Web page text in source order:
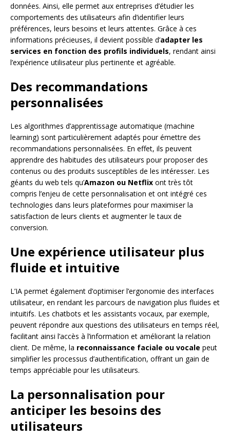
données. Ainsi, elle permet aux entreprises d’étudier les
comportements des utilisateurs afin d’identifier leurs
préférences, leurs besoins et leurs attentes. Grâce à ces
informations précieuses, il devient possible d’adapter les
services en fonction des profils individuels, rendant ainsi
l’expérience utilisateur plus pertinente et agréable.
Des recommandations
personnalisées
Les algorithmes d’apprentissage automatique (machine
learning) sont particulièrement adaptés pour émettre des
recommandations personnalisées. En effet, ils peuvent
apprendre des habitudes des utilisateurs pour proposer des
contenus ou des produits susceptibles de les intéresser. Les
géants du web tels qu’Amazon ou Netflix ont très tôt
compris l’enjeu de cette personnalisation et ont intégré ces
technologies dans leurs plateformes pour maximiser la
satisfaction de leurs clients et augmenter le taux de
conversion.
Une expérience utilisateur plus
fluide et intuitive
L’IA permet également d’optimiser l’ergonomie des interfaces
utilisateur, en rendant les parcours de navigation plus fluides et
intuitifs. Les chatbots et les assistants vocaux, par exemple,
peuvent répondre aux questions des utilisateurs en temps réel,
facilitant ainsi l’accès à l’information et améliorant la relation
client. De même, la reconnaissance faciale ou vocale peut
simplifier les processus d’authentification, offrant un gain de
temps appréciable pour les utilisateurs.
La personnalisation pour
anticiper les besoins des
utilisateurs